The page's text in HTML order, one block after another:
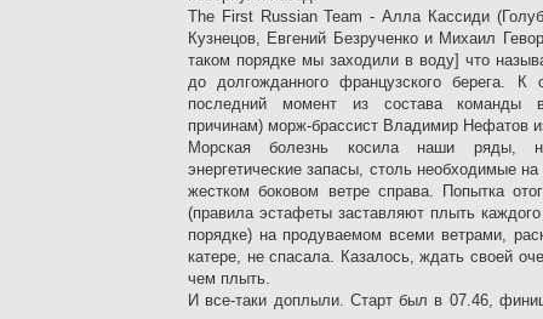
The First Russian Team - Алла Кассиди
Кузнецов, Евгений Безрученко и Михаил
таком порядке мы заходили в воду] что
до долгожданного французского берега. К
последний момент из состава команды
причинам) морж-брассист Владимир Нефатов
Морская болезнь косила наши ряды,
энергетические запасы, столь необходимые
жестком боковом ветре справа. Попытка
(правила эстафеты заставляют плыть
порядке) на продуваемом всеми ветрами,
катере, не спасала. Казалось, ждать своей
чем плыть.
И все-таки доплыли. Старт был в 07.46,